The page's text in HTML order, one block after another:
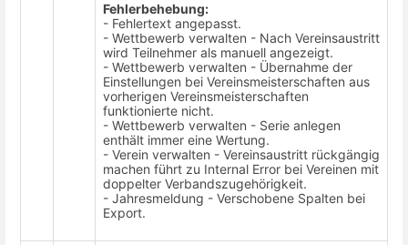
Fehlerbehebung:
- Fehlertext angepasst.
- Wettbewerb verwalten - Nach Vereinsaustritt
wird Teilnehmer als manuell angezeigt.
- Wettbewerb verwalten - Übernahme der
Einstellungen bei Vereinsmeisterschaften aus
vorherigen Vereinsmeisterschaften
funktionierte nicht.
- Wettbewerb verwalten - Serie anlegen
enthält immer eine Wertung.
- Verein verwalten - Vereinsaustritt rückgängig
machen führt zu Internal Error bei Vereinen mit
doppelter Verbandszugehörigkeit.
- Jahresmeldung - Verschobene Spalten bei
Export.